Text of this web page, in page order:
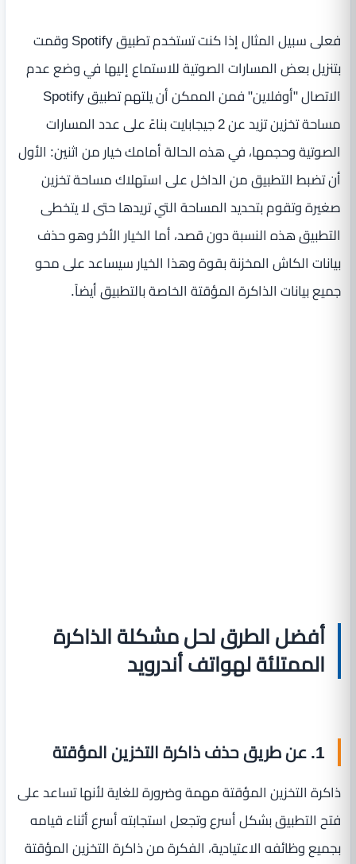
فعلى سبيل المثال إذا كنت تستخدم تطبيق Spotify وقمت
بتنزيل بعض المسارات الصوتية للاستماع إليها في وضع عدم
الاتصال "أوفلاين" فمن الممكن أن يلتهم تطبيق Spotify
مساحة تخزين تزيد عن 2 جيجابايت بناءً على عدد المسارات
الصوتية وحجمها، في هذه الحالة أمامك خيار من اثنين: الأول
أن تضبط التطبيق من الداخل على استهلاك مساحة تخزين
صغيرة وتقوم بتحديد المساحة التي تريدها حتى لا يتخطى
التطبيق هذه النسبة دون قصد، أما الخيار الأخر وهو حذف
بيانات الكاش المخزنة بقوة وهذا الخيار سيساعد على محو
جميع بيانات الذاكرة المؤقتة الخاصة بالتطبيق أيضاً.
أفضل الطرق لحل مشكلة الذاكرة
الممتلئة لهواتف أندرويد
1. عن طريق حذف ذاكرة التخزين المؤقتة
ذاكرة التخزين المؤقتة مهمة وضرورة للغاية لأنها تساعد على
فتح التطبيق بشكل أسرع وتجعل استجابته أسرع أثناء قيامه
بجميع وظائفه الاعتيادية، الفكرة من ذاكرة التخزين المؤقتة